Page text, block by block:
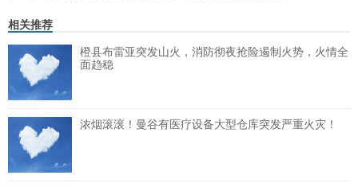
相关推荐
橙县布雷亚突发山火，消防彻夜抢险遏制火势，火情全
面趋稳
浓烟滚滚！曼谷有医疗设备大型仓库突发严重火灾！